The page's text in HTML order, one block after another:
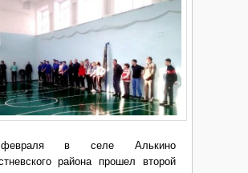
в селе Алькино
района прошел второй